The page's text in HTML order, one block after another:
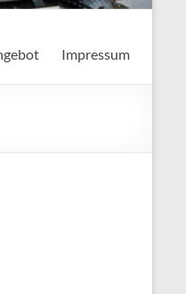
Impressum